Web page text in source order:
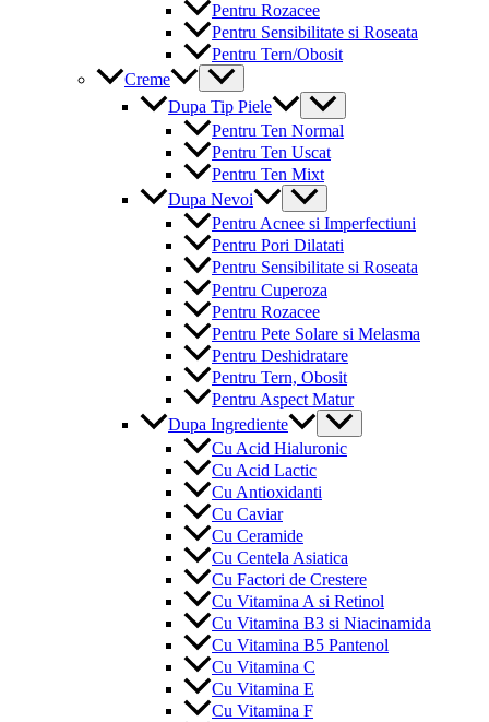
Pentru Rozacee
Pentru Sensibilitate si Roseata
Pentru Tern/Obosit
Creme
Menu
Toggle
Dupa Tip Piele
Menu
Toggle
Pentru Ten Normal
Pentru Ten Uscat
Pentru Ten Mixt
Dupa Nevoi
Menu
Toggle
Pentru Acnee si Imperfectiuni
Pentru Pori Dilatati
Pentru Sensibilitate si Roseata
Pentru Cuperoza
Pentru Rozacee
Pentru Pete Solare si Melasma
Pentru Deshidratare
Pentru Tern, Obosit
Pentru Aspect Matur
Dupa Ingrediente
Menu
Toggle
Cu Acid Hialuronic
Cu Acid Lactic
Cu Antioxidanti
Cu Caviar
Cu Ceramide
Cu Centela Asiatica
Cu Factori de Crestere
Cu Vitamina A si Retinol
Cu Vitamina B3 si Niacinamida
Cu Vitamina B5 Pantenol
Cu Vitamina C
Cu Vitamina E
Cu Vitamina F